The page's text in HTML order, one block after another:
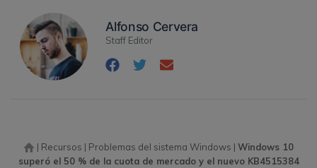
Alfonso Cervera
Staff Editor
| Recursos | Problemas del sistema Windows | Windows 10
superó el 50 % de la cuota de mercado y el nuevo KB4515384